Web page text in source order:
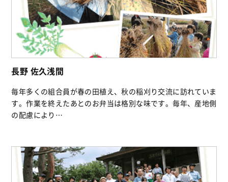
長野 佐久浅間
毎年多くの組合員が春の田植え、秋の稲刈り交流に訪れていま
す。作業を終えたあとのお弁当は格別な味です。毎年、産地側
の配慮により…